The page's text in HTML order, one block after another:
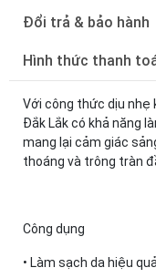
Đổi trả & bảo hành
Hình thức thanh
Với công thức dịu nhẹ
Đắk Lắk có khả năng
mang lại cảm giác
thoáng và trông tràn
Công dụng
• Làm sạch da hiệu